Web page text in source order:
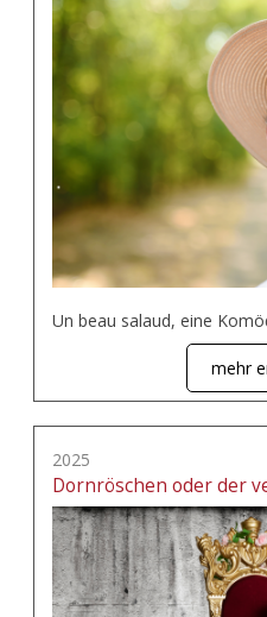
Un beau salaud, eine
mehr
2025
Dornröschen oder der